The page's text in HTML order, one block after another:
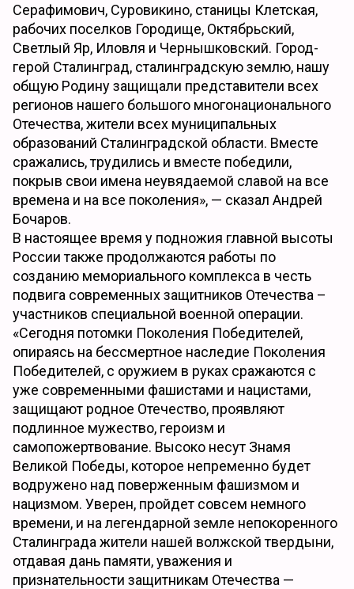
Серафимович, Суровикино, станицы Клетская,
рабочих поселков Городище, Октябрьский,
Светлый Яр, Иловля и Чернышковский. Город-
герой Сталинград, сталинградскую землю, нашу
общую Родину защищали представители всех
регионов нашего большого многонационального
Отечества, жители всех муниципальных
образований Сталинградской области. Вместе
сражались, трудились и вместе победили,
покрыв свои имена неувядаемой славой на все
времена и на все поколения», — сказал Андрей
Бочаров.
В настоящее время у подножия главной высоты
России также продолжаются работы по
созданию мемориального комплекса в честь
подвига современных защитников Отечества –
участников специальной военной операции.
«Сегодня потомки Поколения Победителей,
опираясь на бессмертное наследие Поколения
Победителей, с оружием в руках сражаются с
уже современными фашистами и нацистами,
защищают родное Отечество, проявляют
подлинное мужество, героизм и
самопожертвование. Высоко несут Знамя
Великой Победы, которое непременно будет
водружено над поверженным фашизмом и
нацизмом. Уверен, пройдет совсем немного
времени, и на легендарной земле непокоренного
Сталинграда жители нашей волжской твердыни,
отдавая дань памяти, уважения и
признательности защитникам Отечества —